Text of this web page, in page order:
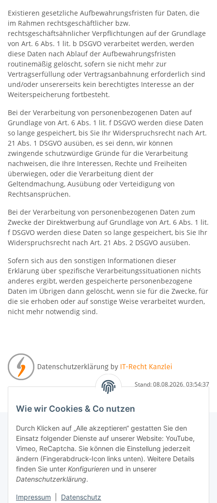
Wie wir Cookies & Co nutzen
Durch Klicken auf „Alle akzeptieren“ gestatten Sie den
Einsatz folgender Dienste auf unserer Website: YouTube,
Vimeo, ReCaptcha. Sie können die Einstellung jederzeit
ändern (Fingerabdruck-Icon links unten). Weitere Details
finden Sie unter Konfigurieren und in unserer
Datenschutzerklärung.
Impressum Datenschutz
Existieren gesetzliche Aufbewahrungsfristen für Daten, die
im Rahmen rechtsgeschäftlicher bzw.
rechtsgeschäftsähnlicher Verpflichtungen auf der Grundlage
von Art. 6 Abs. 1 lit. b DSGVO verarbeitet werden, werden
diese Daten nach Ablauf der Aufbewahrungsfristen
routinemäßig gelöscht, sofern sie nicht mehr zur
Vertragserfüllung oder Vertragsanbahnung erforderlich sind
und/oder unsererseits kein berechtigtes Interesse an der
Weiterspeicherung fortbesteht.
Bei der Verarbeitung von personenbezogenen Daten auf
Grundlage von Art. 6 Abs. 1 lit. f DSGVO werden diese Daten
so lange gespeichert, bis Sie Ihr Widerspruchsrecht nach Art.
21 Abs. 1 DSGVO ausüben, es sei denn, wir können
zwingende schutzwürdige Gründe für die Verarbeitung
nachweisen, die Ihre Interessen, Rechte und Freiheiten
überwiegen, oder die Verarbeitung dient der
Geltendmachung, Ausübung oder Verteidigung von
Rechtsansprüchen.
Bei der Verarbeitung von personenbezogenen Daten zum
Zwecke der Direktwerbung auf Grundlage von Art. 6 Abs. 1 lit.
f DSGVO werden diese Daten so lange gespeichert, bis Sie Ihr
Widerspruchsrecht nach Art. 21 Abs. 2 DSGVO ausüben.
Sofern sich aus den sonstigen Informationen dieser
Erklärung über spezifische Verarbeitungssituationen nichts
anderes ergibt, werden gespeicherte personenbezogene
Daten im Übrigen dann gelöscht, wenn sie für die Zwecke, für
die sie erhoben oder auf sonstige Weise verarbeitet wurden,
nicht mehr notwendig sind.
Stand: 08.08.2026, 03:54:37
Informationen
Gesetzliche Informationen